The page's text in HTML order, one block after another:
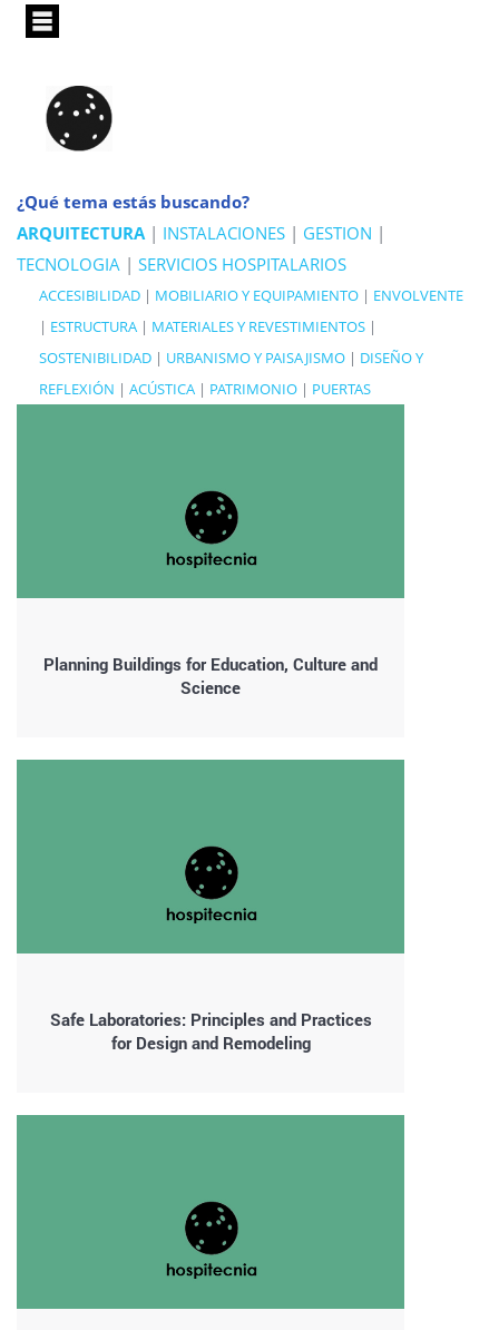
Pasar
principal
¿Qué tema estás buscando?
ARQUITECTURA| INSTALACIONES | GESTION |
TECNOLOGIA | SERVICIOS HOSPITALARIOS
ACCESIBILIDAD | MOBILIARIO Y EQUIPAMIENTO | ENVOLVENTE
| ESTRUCTURA | MATERIALES Y REVESTIMIENTOS |
SOSTENIBILIDAD | URBANISMO Y PAISAJISMO | DISEÑO Y
REFLEXIÓN | ACÚSTICA | PATRIMONIO | PUERTAS
Planning Buildings for Education, Culture and
Science
Safe Laboratories: Principles and Practices
for Design and Remodeling